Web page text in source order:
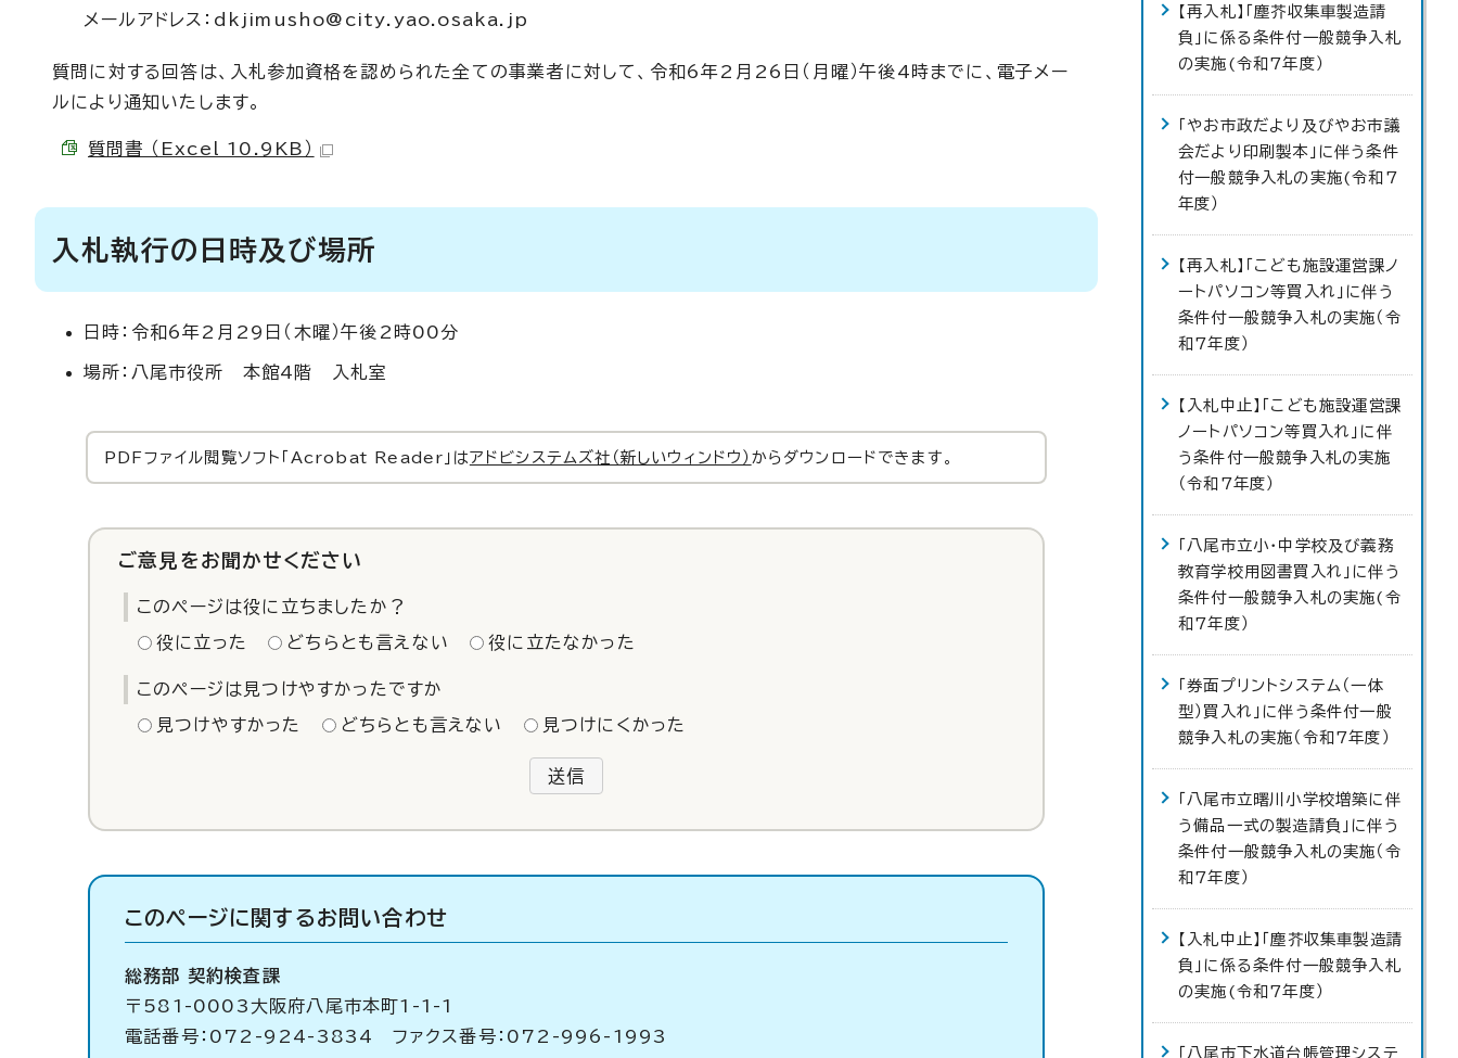
メールアドレス：dkjimusho@city.yao.osaka.jp
質問に対する回答は、入札参加資格を認められた全ての事業者に対して、令和6年2月26日（月曜）午後4時までに、電子メー
ルにより通知いたします。
質問書 （Excel 10.9KB）
入札執行の日時及び場所
日時：令和6年2月29日（木曜）午後2時00分
場所：八尾市役所 本館4階 入札室
PDFファイル閲覧ソフト「Acrobat Reader」はアドビシステムズ社（新しいウィンドウ） からダウンロードできます。
ご意見をお聞かせください
このページは役に立ちましたか？
役に立った どちらとも言えない 役に立たなかった
このページは見つけやすかったですか
見つけやすかった どちらとも言えない 見つけにくかった
送信
このページに関するお問い合わせ
総務部 契約検査課
〒581-0003大阪府八尾市本町1-1-1
電話番号：072-924-3834 ファクス番号：072-996-1993
【再入札】「塵芥収集車製造請
負」に係る条件付一般競争入札
の実施(令和7年度）
「やお市政だより及びやお市議
会だより印刷製本」に伴う条件
付一般競争入札の実施(令和7
年度）
【再入札】「こども施設運営課ノ
ートパソコン等買入れ」に伴う
条件付一般競争入札の実施（令
和7年度）
【入札中止】「こども施設運営課
ノートパソコン等買入れ」に伴
う条件付一般競争入札の実施
（令和7年度）
「八尾市立小・中学校及び義務
教育学校用図書買入れ」に伴う
条件付一般競争入札の実施(令
和7年度）
「券面プリントシステム（一体
型）買入れ」に伴う条件付一般
競争入札の実施（令和7年度）
「八尾市立曙川小学校増築に伴
う備品一式の製造請負」に伴う
条件付一般競争入札の実施（令
和7年度）
【入札中止】「塵芥収集車製造請
負」に係る条件付一般競争入札
の実施(令和7年度）
「八尾市下水道台帳管理システ